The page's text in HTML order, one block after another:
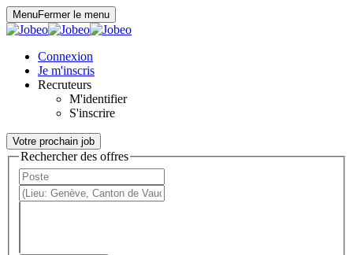
MenuFermer le menu
Connexion
Je m'inscris
Recruteurs
M'identifier
S'inscrire
Votre prochain job
Rechercher des offres
Panneau de gestion des cookies